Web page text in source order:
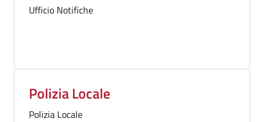
Ufficio Notifiche
Polizia Locale
Polizia Locale